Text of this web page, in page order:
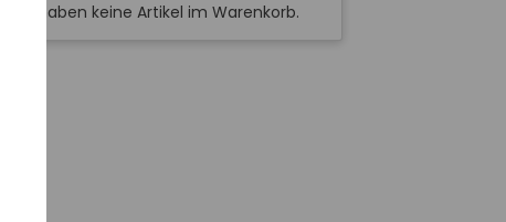
Sie haben keine Artikel im Warenkorb.